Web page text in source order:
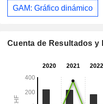
GAM: Gráfico dinámico
Cuenta de Resultados y